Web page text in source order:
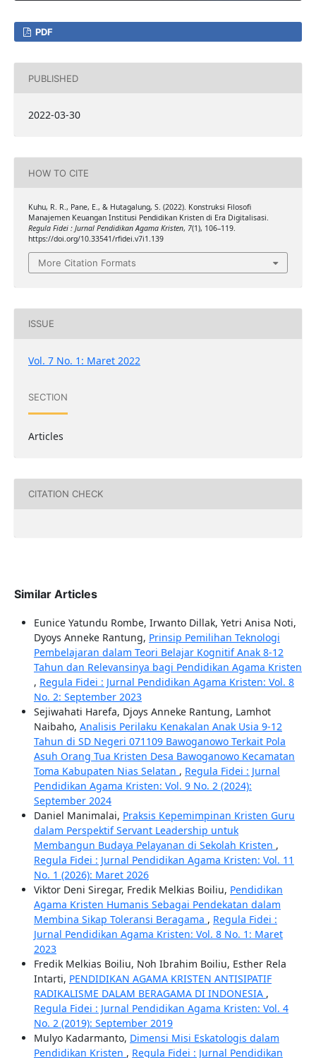
PDF
PUBLISHED
2022-03-30
HOW TO CITE
Kuhu, R. R., Pane, E., & Hutagalung, S. (2022). Konstruksi Filosofi
Manajemen Keuangan Institusi Pendidikan Kristen di Era Digitalisasi.
Regula Fidei : Jurnal Pendidikan Agama Kristen, 7(1), 106–119.
https://doi.org/10.33541/rfidei.v7i1.139
More Citation Formats
ISSUE
Vol. 7 No. 1: Maret 2022
SECTION
Articles
CITATION CHECK
Similar Articles
Eunice Yatundu Rombe, Irwanto Dillak, Yetri Anisa Noti,
Dyoys Anneke Rantung, Prinsip Pemilihan Teknologi
Pembelajaran dalam Teori Belajar Kognitif Anak 8-12
Tahun dan Relevansinya bagi Pendidikan Agama Kristen
, Regula Fidei : Jurnal Pendidikan Agama Kristen: Vol. 8
No. 2: September 2023
Sejiwahati Harefa, Djoys Anneke Rantung, Lamhot
Naibaho, Analisis Perilaku Kenakalan Anak Usia 9-12
Tahun di SD Negeri 071109 Bawoganowo Terkait Pola
Asuh Orang Tua Kristen Desa Bawoganowo Kecamatan
Toma Kabupaten Nias Selatan , Regula Fidei : Jurnal
Pendidikan Agama Kristen: Vol. 9 No. 2 (2024):
September 2024
Daniel Manimalai, Praksis Kepemimpinan Kristen Guru
dalam Perspektif Servant Leadership untuk
Membangun Budaya Pelayanan di Sekolah Kristen ,
Regula Fidei : Jurnal Pendidikan Agama Kristen: Vol. 11
No. 1 (2026): Maret 2026
Viktor Deni Siregar, Fredik Melkias Boiliu, Pendidikan
Agama Kristen Humanis Sebagai Pendekatan dalam
Membina Sikap Toleransi Beragama , Regula Fidei :
Jurnal Pendidikan Agama Kristen: Vol. 8 No. 1: Maret
2023
Fredik Melkias Boiliu, Noh Ibrahim Boiliu, Esther Rela
Intarti, PENDIDIKAN AGAMA KRISTEN ANTISIPATIF
RADIKALISME DALAM BERAGAMA DI INDONESIA ,
Regula Fidei : Jurnal Pendidikan Agama Kristen: Vol. 4
No. 2 (2019): September 2019
Mulyo Kadarmanto, Dimensi Misi Eskatologis dalam
Pendidikan Kristen , Regula Fidei : Jurnal Pendidikan